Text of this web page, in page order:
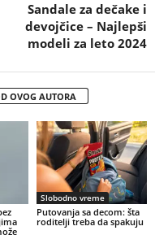
Sandale za dečake i
devojčice – Najlepši
modeli za leto 2024
OVOG AUTORA
Slobodno vreme
Putovanja sa decom: šta
roditelji treba da spakuju